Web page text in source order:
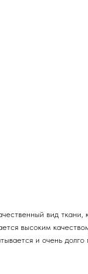
вид ткани,
высоким
и очень долго